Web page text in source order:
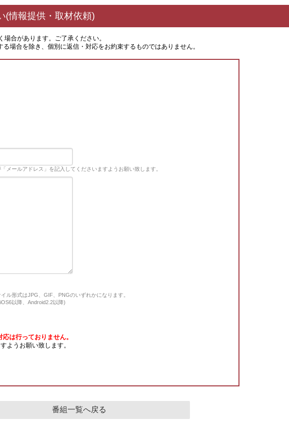
(情報提供・取材依頼)
合があります。ご了承ください。
場合を除き、個別に返信・対応をお約束するものではありません。
メールアドレス」を記入してくださいますようお願い致します。
ル形式はJPG、GIF、PNGのいずれかになります。
以降、Android2.2以降)
は行っておりません。
ようお願い致します。
番組一覧へ戻る